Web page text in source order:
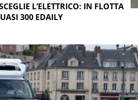
L’ELETTRICO: IN FLOTTA
300 EDAILY